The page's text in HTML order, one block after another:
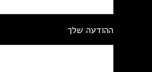
ההודעה שלך